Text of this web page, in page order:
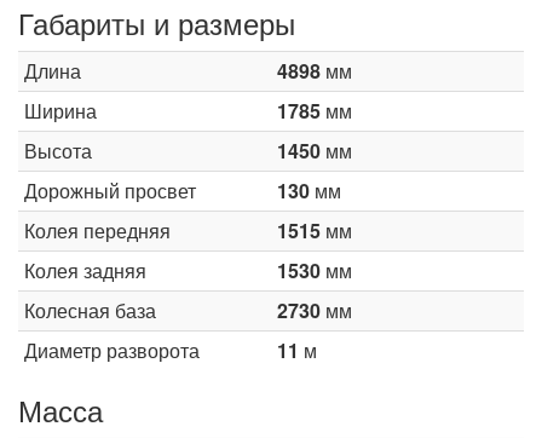
Габариты и размеры
Длина 4898 мм
Ширина
1785 мм
Высота
1450 мм
Дорожный просвет
130 мм
Колея передняя
1515 мм
Колея задняя
1530 мм
Колесная база
2730 мм
Диаметр разворота
11 м
Масса